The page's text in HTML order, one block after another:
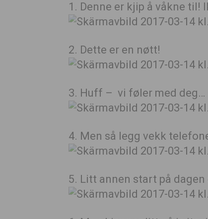
1. Denne er kjip å våkne til!
2. Dette er en nøtt!
3. Huff – vi føler med deg…
4. Men så legg vekk
5. Litt annen start på